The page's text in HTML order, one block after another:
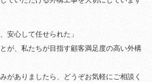
安心して任せられた」
が、私たちが目指す顧客満足度の高い外構
がありましたら、どうぞお気軽にご相談く